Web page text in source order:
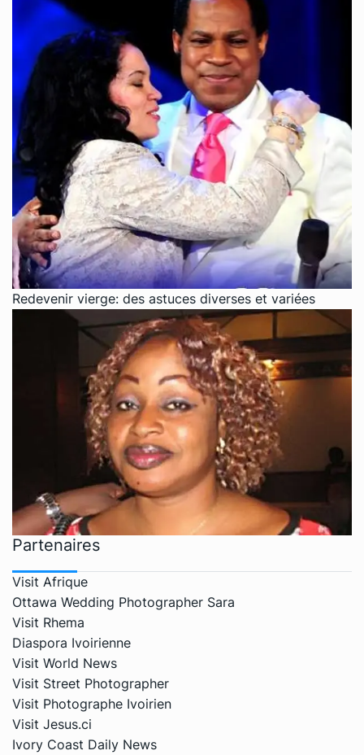
Redevenir vierge: des astuces diverses et variées
Partenaires
Visit Afrique
Ottawa Wedding Photographer Sara
Visit Rhema
Diaspora Ivoirienne
Visit World News
Visit Street Photographer
Visit Photographe Ivoirien
Visit Jesus.ci
Ivory Coast Daily News